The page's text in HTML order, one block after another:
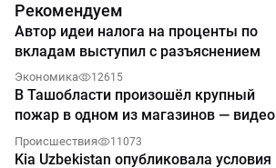
Рекомендуем
Автор идеи налога на проценты по
вкладам выступил с разъяснением
Экономика 12615
В Ташобласти произошёл крупный
пожар в одном из магазинов — видео
Происшествия 11073
Kia Uzbekistan опубликовала условия